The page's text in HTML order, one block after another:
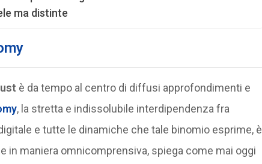
ma distinte
è da tempo al centro di diffusi approfondimenti e
, la stretta e indissolubile interdipendenza fra
e tutte le dinamiche che tale binomio esprime, è
in maniera omnicomprensiva, spiega come mai oggi